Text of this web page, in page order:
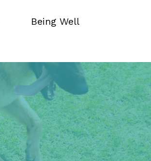
Being Well